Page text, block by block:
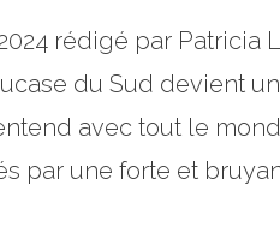
rédigé par
du Sud devient
avec tout le
par une forte et